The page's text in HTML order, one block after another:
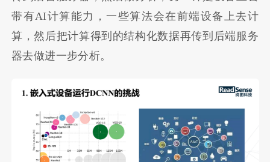
带有AI计算能力，一些算法会在前端设备上去计
算，然后把计算得到的结构化数据再传到后端服务
器去做进一步分析。